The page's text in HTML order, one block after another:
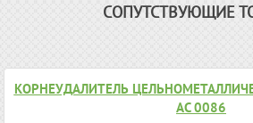
СОПУТСТВУЮЩИЕ
КОРНЕУДАЛИТЕЛЬ
АС 0086